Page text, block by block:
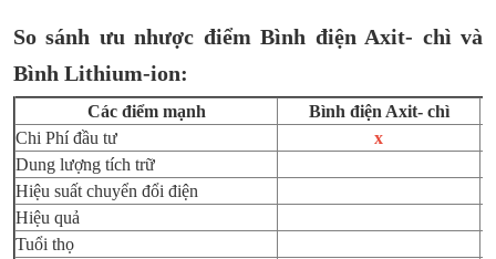
So sánh ưu nhược điểm Bình điện Axit- chì và
Bình Lithium-ion:
Các điểm mạnh
Bình điện Axit- chì
Chi Phí đầu tư
x
Dung lượng tích trữ
Hiệu suất chuyển đổi điện
Hiệu quả
Tuổi thọ